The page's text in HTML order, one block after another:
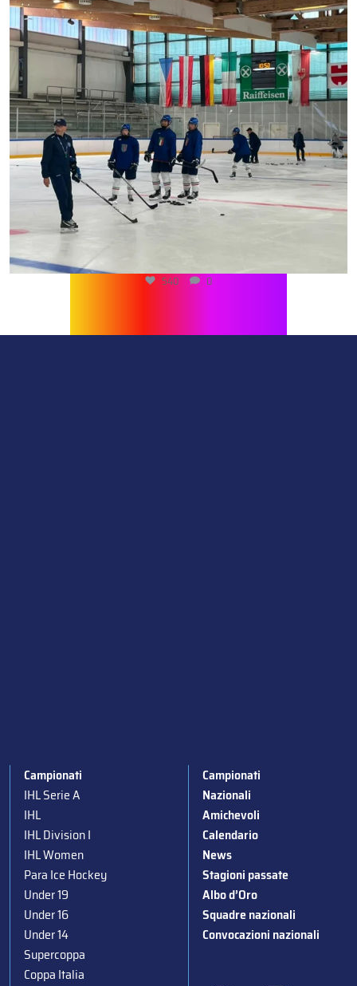
540 0
Campionati
IHL Serie A
IHL
IHL Division I
IHL Women
Para Ice Hockey
Under 19
Under 16
Under 14
Supercoppa
Coppa Italia
Campionati
Nazionali
Amichevoli
Calendario
News
Stagioni passate
Albo d’Oro
Squadre nazionali
Convocazioni nazionali